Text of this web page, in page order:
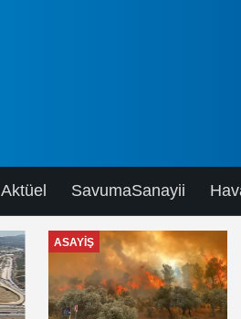
Aktüel SavumaSanayii
ASAYIŞ